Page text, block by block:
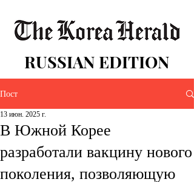
RUSSIAN EDITION
Пост
В Южной Корее
разработали вакцину нового
поколения, позволяющую
13 июн. 2025 г.